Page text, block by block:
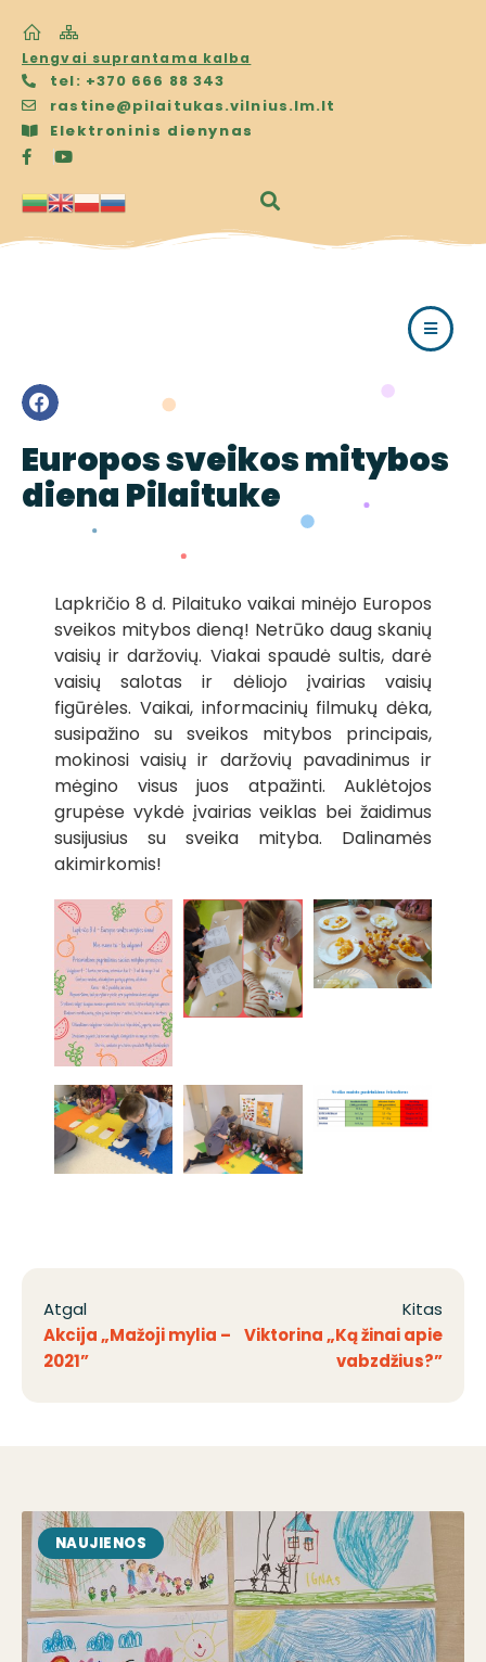
Lengvai suprantama kalba
tel: +370 666 88 343
rastine@pilaitukas.vilnius.lm.lt
Elektroninis dienynas
Europos sveikos mitybos
diena Pilaituke
Lapkričio 8 d. Pilaituko vaikai minėjo Europos
sveikos mitybos dieną! Netrūko daug skanių
vaisių ir daržovių. Viakai spaudė sultis, darė
vaisių salotas ir dėliojo įvairias vaisių
figūrėles. Vaikai, informacinių filmukų dėka,
susipažino su sveikos mitybos principais,
mokinosi vaisių ir daržovių pavadinimus ir
mėgino visus juos atpažinti. Auklėtojos
grupėse vykdė įvairias veiklas bei žaidimus
susijusius su sveika mityba. Dalinamės
akimirkomis!
Atgal
Akcija „Mažoji mylia –
2021”
Kitas
Viktorina „Ką žinai apie
vabzdžius?”
NAUJIENOS